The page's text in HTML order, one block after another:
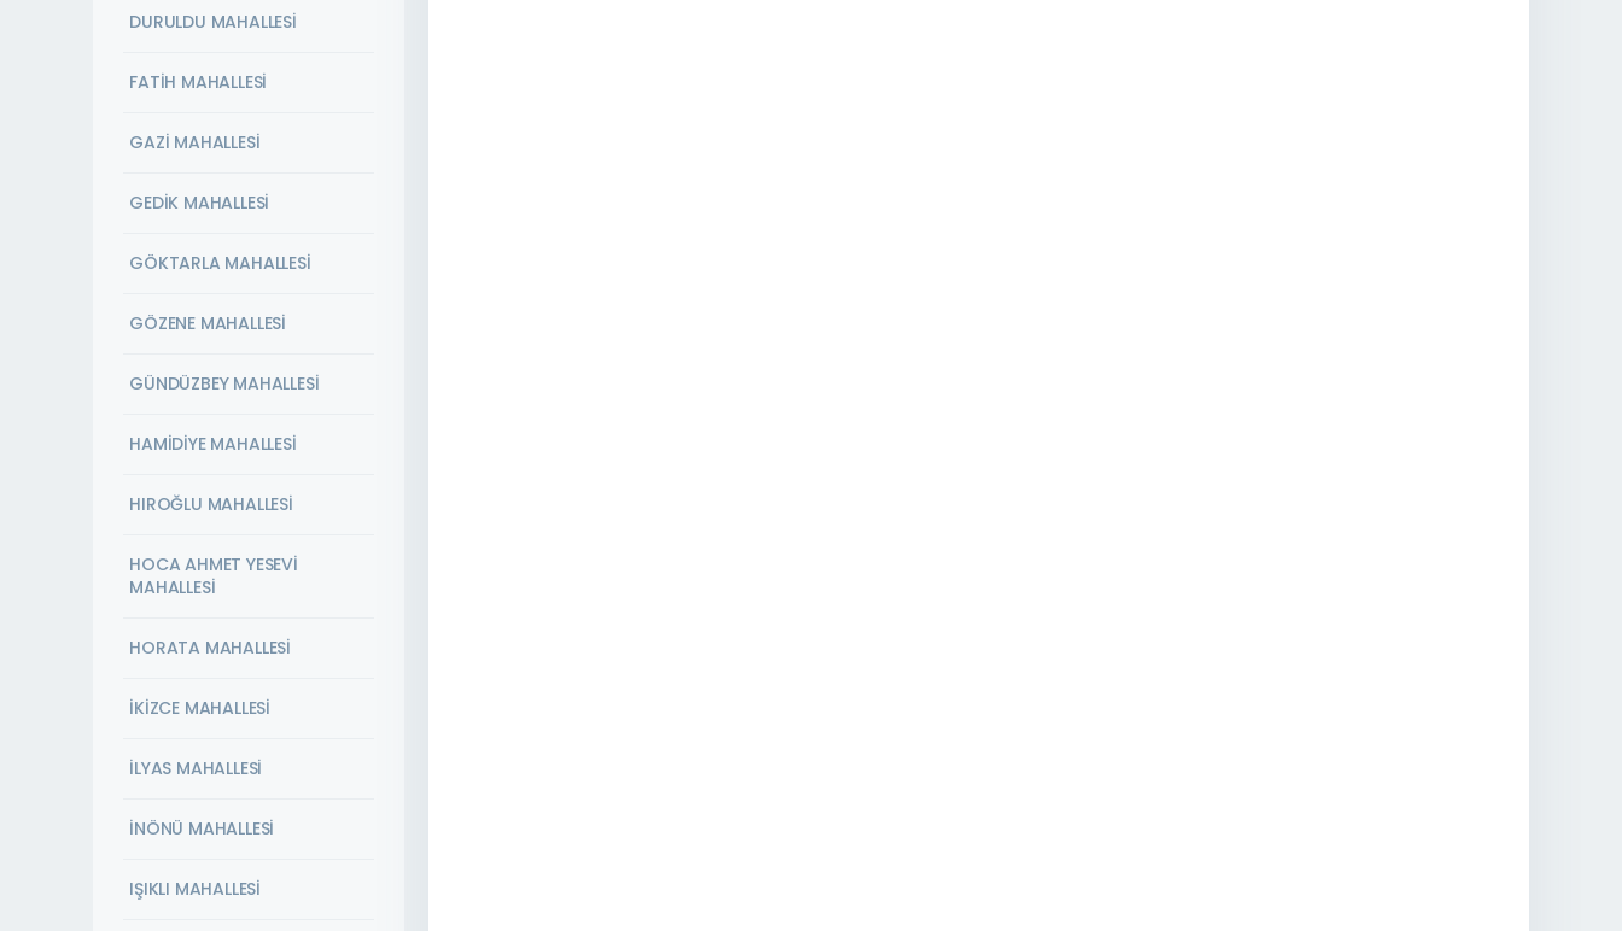
DURULDU MAHALLESİ
FATİH MAHALLESİ
GAZİ MAHALLESİ
GEDİK MAHALLESİ
GÖKTARLA MAHALLESİ
GÖZENE MAHALLESİ
GÜNDÜZBEY MAHALLESİ
HAMİDİYE MAHALLESİ
HIROĞLU MAHALLESİ
HOCA AHMET YESEVİ
MAHALLESİ
HORATA MAHALLESİ
İKİZCE MAHALLESİ
İLYAS MAHALLESİ
İNÖNÜ MAHALLESİ
IŞIKLI MAHALLESİ